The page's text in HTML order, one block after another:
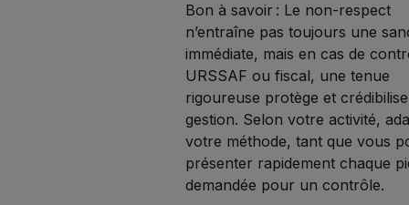
Bon à savoir : Le non-respect
n’entraîne pas toujours une
immédiate, mais en cas de
URSSAF ou fiscal, une tenue
rigoureuse protège et
gestion. Selon votre activité,
votre méthode, tant que vous
présenter rapidement chaque
demandée pour un contrôle.